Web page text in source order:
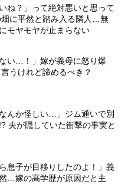
ね？」って絶対悪いと思って
に平然と踏み入る隣人…無
モヤモヤが止まらない
い…！」嫁が義母に怒り爆
うけれど諦めるべき？
んか怪しい…」ジム通いで別
夫が隠していた衝撃の事実と
息子が目移りしたのよ！」義
…嫁の高学歴が原因だと主